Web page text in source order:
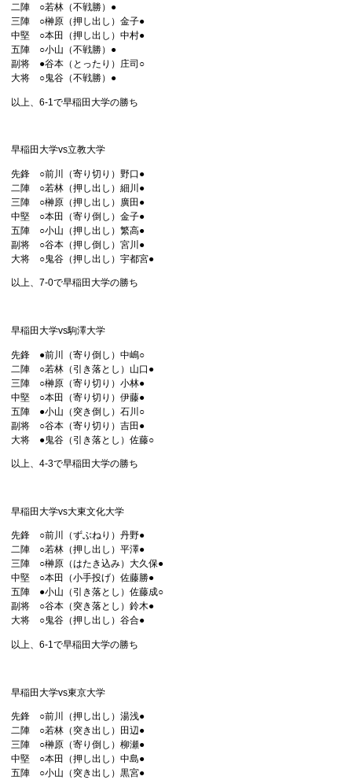
二陣 ○若林（不戦勝）●
三陣 ○榊原（押し出し）金子●
中堅 ○本田（押し出し）中村●
五陣 ○小山（不戦勝）●
副将 ●谷本（とったり）庄司○
大将 ○鬼谷（不戦勝）●
以上、6-1で早稲田大学の勝ち
早稲田大学vs立教大学
先鋒 ○前川（寄り切り）野口●
二陣 ○若林（押し出し）細川●
三陣 ○榊原（押し出し）廣田●
中堅 ○本田（寄り倒し）金子●
五陣 ○小山（押し出し）繁高●
副将 ○谷本（押し倒し）宮川●
大将 ○鬼谷（押し出し）宇都宮●
以上、7-0で早稲田大学の勝ち
早稲田大学vs駒澤大学
先鋒 ●前川（寄り倒し）中嶋○
二陣 ○若林（引き落とし）山口●
三陣 ○榊原（寄り切り）小林●
中堅 ○本田（寄り切り）伊藤●
五陣 ●小山（突き倒し）石川○
副将 ○谷本（寄り切り）吉田●
大将 ●鬼谷（引き落とし）佐藤○
以上、4-3で早稲田大学の勝ち
早稲田大学vs大東文化大学
先鋒 ○前川（ずぶねり）丹野●
二陣 ○若林（押し出し）平澤●
三陣 ○榊原（はたき込み）大久保●
中堅 ○本田（小手投げ）佐藤勝●
五陣 ●小山（引き落とし）佐藤成○
副将 ○谷本（突き落とし）鈴木●
大将 ○鬼谷（押し出し）谷合●
以上、6-1で早稲田大学の勝ち
早稲田大学vs東京大学
先鋒 ○前川（押し出し）湯浅●
二陣 ○若林（突き出し）田辺●
三陣 ○榊原（寄り倒し）柳瀬●
中堅 ○本田（押し出し）中島●
五陣 ○小山（突き出し）黒宮●